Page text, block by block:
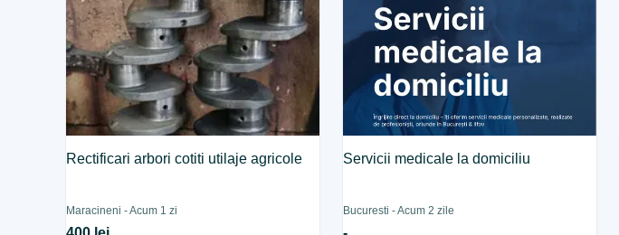
Rectificari arbori cotiti utilaje agricole
Maracineni - Acum 1 zi
Servicii medicale la domiciliu
Bucuresti - Acum 2 zile